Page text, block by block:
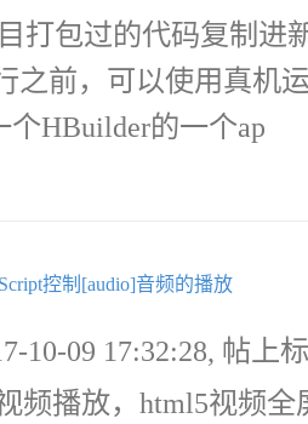
打包过的代码复制进
之前，可以使用真机
HBuilder的一个ap
控制[audio]音频的播放
10-09 17:32:28, 帖上
频播放，html5视频全